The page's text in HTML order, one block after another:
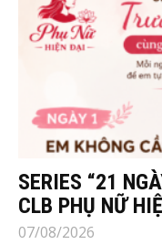
SERIES “21
CLB PHỤ NỮ
07/08/2026